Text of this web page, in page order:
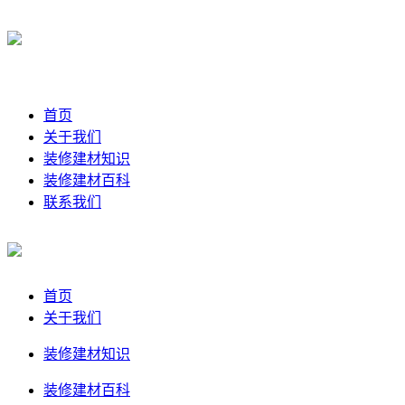
首页
关于我们
装修建材知识
装修建材百科
联系我们
首页
关于我们
装修建材知识
装修建材百科